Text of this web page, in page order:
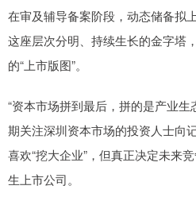
在审及辅导备案阶段，动态储备拟
这座层次分明、持续生长的金字塔
的“上市版图”。
“资本市场拼到最后，拼的是产业生
期关注深圳资本市场的投资人士向
喜欢“挖大企业”，但真正决定未来
生上市公司。